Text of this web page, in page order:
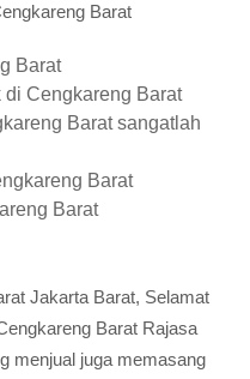
Barat
Barat
Cengkareng Barat
Barat sangatlah
Barat
Barat
Jakarta Barat, Selamat
Barat Rajasa
menjual juga memasang